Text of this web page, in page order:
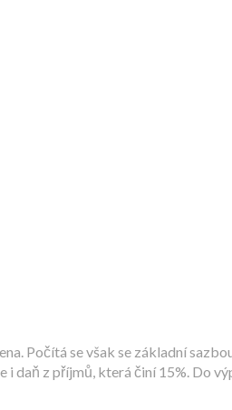
Počítá se však se základní
z příjmů, která činí 15%. Do